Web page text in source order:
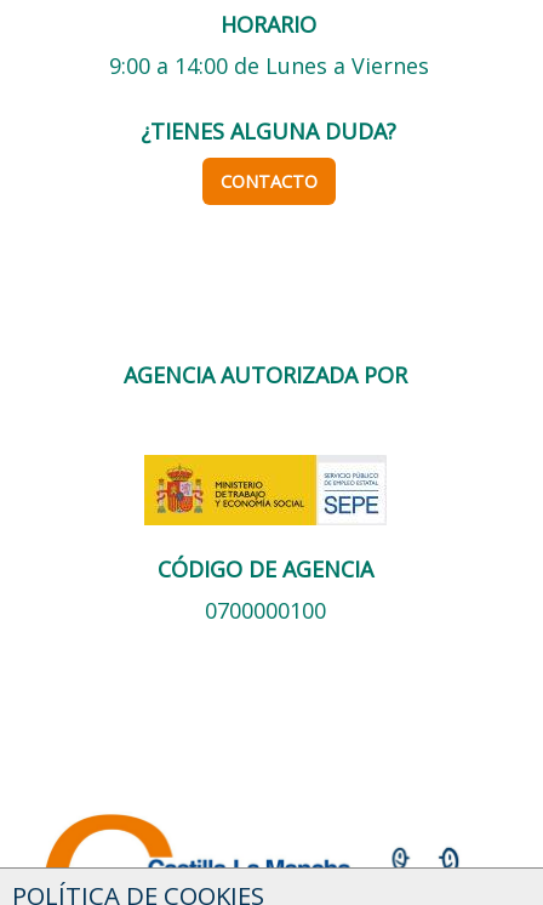
HORARIO
9:00 a 14:00 de Lunes a Viernes
¿TIENES ALGUNA DUDA?
CONTACTO
AGENCIA AUTORIZADA POR
CÓDIGO DE AGENCIA
0700000100
POLÍTICA DE COOKIES